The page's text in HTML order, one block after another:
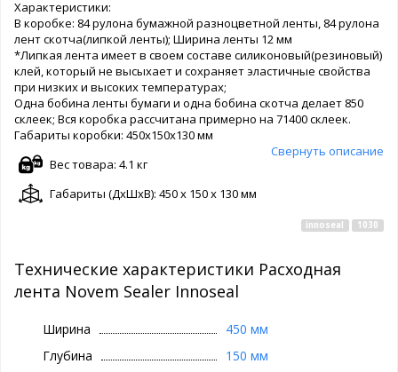
Характеристики:
В коробке: 84 рулона бумажной разноцветной ленты, 84 рулона
лент скотча(липкой ленты); Ширина ленты 12 мм
*Липкая лента имеет в своем составе силиконовый(резиновый)
клей, который не высыхает и сохраняет эластичные свойства
при низких и высоких температурах;
Одна бобина ленты бумаги и одна бобина скотча делает 850
склеек; Вся коробка рассчитана примерно на 71400 склеек.
Габариты коробки: 450х150х130 мм
Свернуть описание
Вес товара: 4.1 кг
Габариты (ДxШxВ): 450 x 150 x 130 мм
innoseal 1030
Технические характеристики Расходная
лента Novem Sealer Innoseal
Ширина
450 мм
Глубина
150 мм